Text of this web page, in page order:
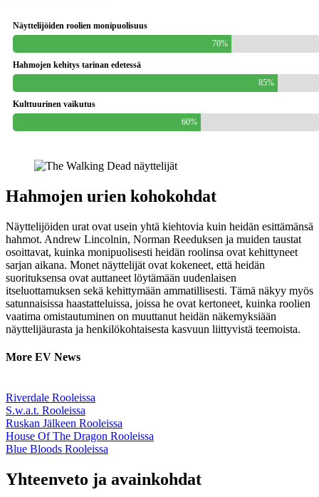
Näyttelijöiden roolien monipuolisuus
70%
Hahmojen kehitys tarinan edetessä
85%
Kulttuurinen vaikutus
60%
Hahmojen urien kohokohdat
Näyttelijöiden urat ovat usein yhtä kiehtovia kuin heidän esittämänsä
hahmot. Andrew Lincolnin, Norman Reeduksen ja muiden taustat
osoittavat, kuinka monipuolisesti heidän roolinsa ovat kehittyneet
sarjan aikana. Monet näyttelijät ovat kokeneet, että heidän
suorituksensa ovat auttaneet löytämään uudenlaisen
itseluottamuksen sekä kehittymään ammatillisesti. Tämä näkyy myös
satunnaisissa haastatteluissa, joissa he ovat kertoneet, kuinka roolien
vaatima omistautuminen on muuttanut heidän näkemyksiään
näyttelijäurasta ja henkilökohtaisesta kasvuun liittyvistä teemoista.
More EV News
Riverdale Rooleissa
S.w.a.t. Rooleissa
Ruskan Jälkeen Rooleissa
House Of The Dragon Rooleissa
Blue Bloods Rooleissa
Yhteenveto ja avainkohdat